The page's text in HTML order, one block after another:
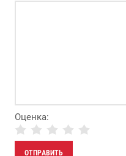
Оценка: